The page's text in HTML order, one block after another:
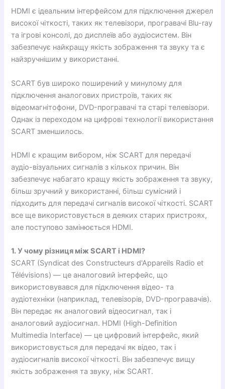
HDMI є ідеальним інтерфейсом для підключення джерел
високої чіткості, таких як телевізори, програвачі Blu-ray
та ігрові консолі, до дисплеїв або аудіосистем. Він
забезпечує найкращу якість зображення та звуку та є
найзручнішим у використанні.
SCART був широко поширений у минулому для
підключення аналогових пристроїв, таких як
відеомагнітофони, DVD-програвачі та старі телевізори.
Однак із переходом на цифрові технології використання
SCART зменшилось.
HDMI є кращим вибором, ніж SCART для передачі
аудіо-візуальних сигналів з кількох причин. Він
забезпечує набагато кращу якість зображення та звуку,
більш зручний у використанні, більш сумісний і
підходить для передачі сигналів високої чіткості. SCART
все ще використовується в деяких старих пристроях,
але поступово замінюється HDMI.
1. У чому різниця між SCART і HDMI?
SCART (Syndicat des Constructeurs d'Appareils Radio et
Télévisions) — це аналоговий інтерфейс, що
використовувався для підключення відео- та
аудіотехніки (наприклад, телевізорів, DVD-програвачів).
Він передає як аналоговий відеосигнал, так і
аналоговий аудіосигнал. HDMI (High-Definition
Multimedia Interface) — це цифровий інтерфейс, який
використовується для передачі як відео, так і
аудіосигналів високої чіткості. Він забезпечує вищу
якість зображення та звуку, ніж SCART.